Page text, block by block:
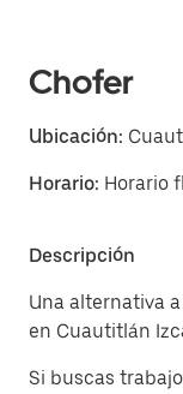
Chofer
Ubicación:
Horario: Horario
Descripción
Una alternativa
en Cuautitlán
Si buscas